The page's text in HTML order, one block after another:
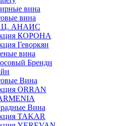
вина
вина
АНАИС
КОРОНА
Геворкян
вина
Бренди
Вина
ORRAN
Вина
TAKAR